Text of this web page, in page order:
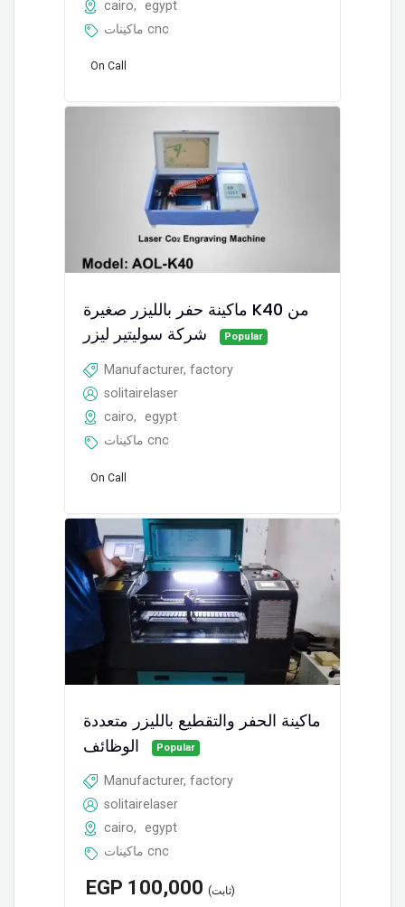
cairo,
egypt
ماكينات cnc
On Call
ماكينة حفر بالليزر صغيرة K40 من
شركة سوليتير ليزر
Popular
Manufacturer, factory
solitairelaser
cairo,
egypt
ماكينات cnc
On Call
ماكينة الحفر والتقطيع بالليزر متعددة
الوظائف
Popular
Manufacturer, factory
solitairelaser
cairo,
egypt
ماكينات cnc
EGP 100,000 (ثابت)